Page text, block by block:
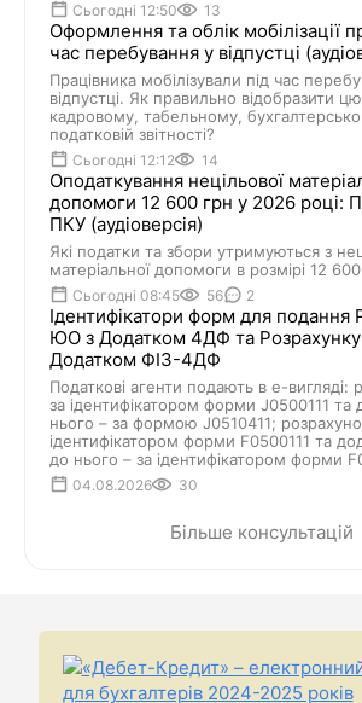
Сьогодні 12:50 13
Оформлення та облік мобілізації
час перебування у відпустці
Працівника мобілізували під час
відпустці. Як правильно відобразити
кадровому, табельному,
податковій звітності?
Сьогодні 12:12 14
Оподаткування нецільової
допомоги 12 600 грн у 2026 році:
ПКУ (аудіоверсія)
Які податки та збори утримуються з
матеріальної допомоги в розмірі 12
Сьогодні 08:45 56 2
Ідентифікатори форм для подання
ЮО з Додатком 4ДФ та
Додатком ФІЗ-4ДФ
Податкові агенти подають в е-
за ідентифікатором форми J0500111
нього – за формою J0510411;
ідентифікатором форми F0500111 та
до нього – за ідентифікатором форми
04.08.2026 30
Більше консультацій